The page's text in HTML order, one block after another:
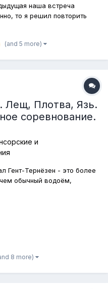
наша встреча
то я решил повторить
Рыбалка доносятся
(and 5 more)
Лещ, Плотва, Язь.
соревнование.
и
Гент-Тернёзен - это более
обычный водоём,
городом Гент. Но
морская вода
8 more)